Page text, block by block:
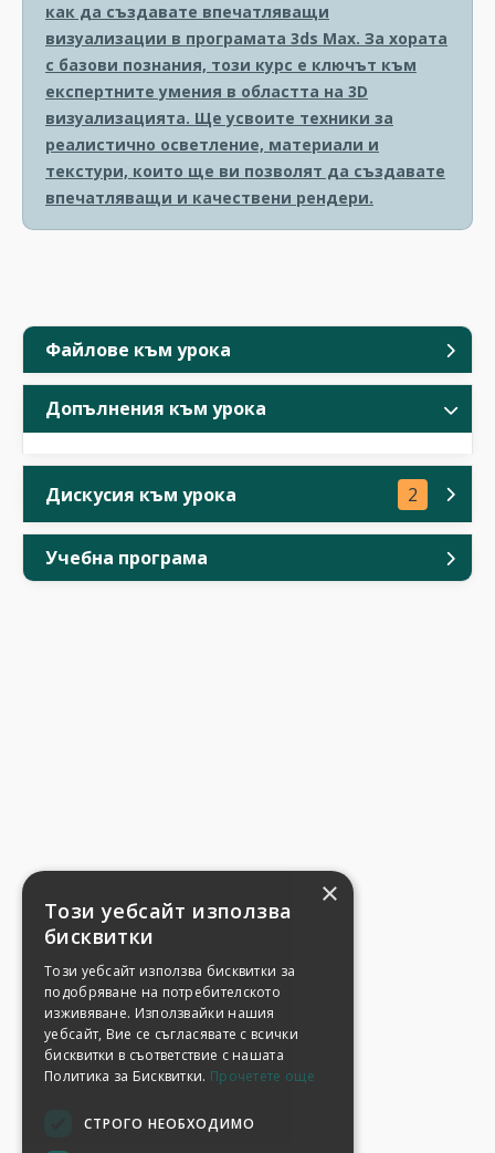
Файлове към урока
Допълнения към урока
Дискусия към урока 2
Учебна програма
как да създавате впечатляващи
визуализации в програмата 3ds Max. За хората
с базови познания, този курс е ключът към
експертните умения в областта на 3D
визуализацията. Ще усвоите техники за
реалистично осветление, материали и
текстури, които ще ви позволят да създавате
впечатляващи и качествени рендери.
×
Този уебсайт използва
бисквитки
Този уебсайт използва бисквитки за
подобряване на потребителското
изживяване. Използвайки нашия
уебсайт, Вие се съгласявате с всички
бисквитки в съответствие с нашата
Политика за Бисквитки. Прочетете още
СТРОГО НЕОБХОДИМО